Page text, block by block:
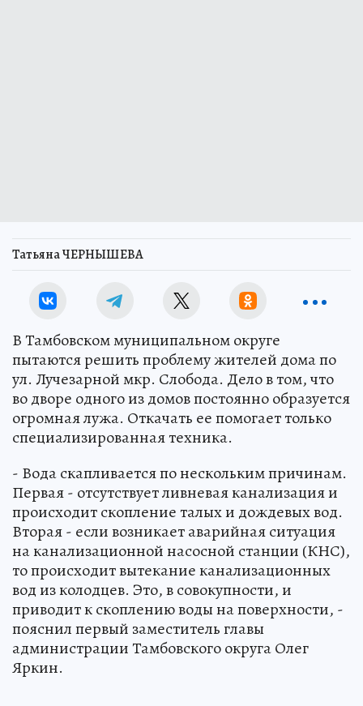
Татьяна ЧЕРНЫШЕВА
В Тамбовском муниципальном округе
пытаются решить проблему жителей дома по
ул. Лучезарной мкр. Слобода. Дело в том, что
во дворе одного из домов постоянно образуется
огромная лужа. Откачать ее помогает только
специализированная техника.
- Вода скапливается по нескольким причинам.
Первая - отсутствует ливневая канализация и
происходит скопление талых и дождевых вод.
Вторая - если возникает аварийная ситуация
на канализационной насосной станции (КНС),
то происходит вытекание канализационных
вод из колодцев. Это, в совокупности, и
приводит к скоплению воды на поверхности, -
пояснил первый заместитель главы
администрации Тамбовского округа Олег
Яркин.